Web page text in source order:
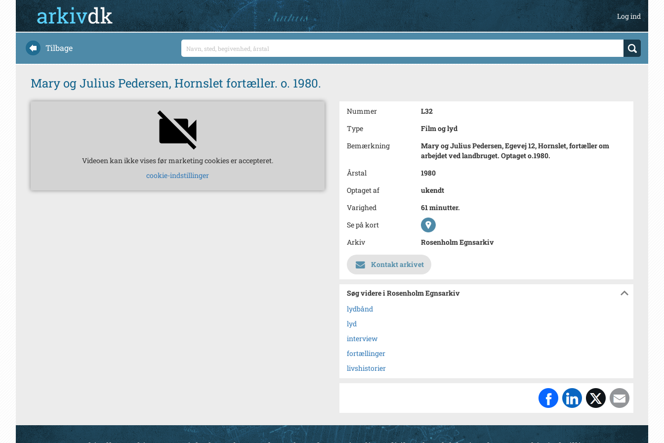
Log ind
Tilbage
Mary og Julius Pedersen, Hornslet fortæller. o. 1980.
Videoen kan ikke vises før marketing cookies er accepteret.
cookie-indstillinger
Nummer
L32
Type
Film og lyd
Bemærkning
Mary og Julius Pedersen, Egevej 12, Hornslet, fortæller om
arbejdet ved landbruget. Optaget o.1980.
Årstal
1980
Optaget af
ukendt
Varighed
61 minutter.
Se på kort
Arkiv
Rosenholm Egnsarkiv
Kontakt arkivet
Søg videre i Rosenholm Egnsarkiv
lydbånd
lyd
interview
fortællinger
livshistorier